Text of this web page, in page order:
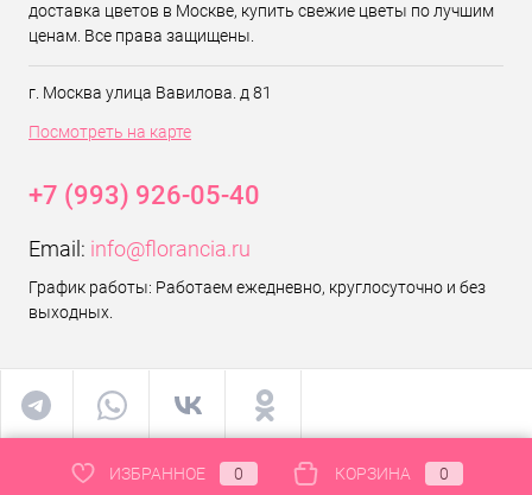
доставка цветов в Москве, купить свежие цветы по лучшим
ценам. Все права защищены.
г. Москва улица Вавилова. д 81
Посмотреть на карте
+7 (993) 926-05-40
Email: info@florancia.ru
График работы: Работаем ежедневно, круглосуточно и без
выходных.
ИЗБРАННОЕ 0 КОРЗИНА 0